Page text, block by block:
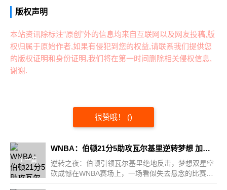
版权声明
本站资讯除标注“原创”外的信息均来自互联网以及网友投稿,版
权归属于原始作者,如果有侵犯到您的权益,请联系我们提供您
的版权证明和身份证明,我们将在第一时间删除相关侵权信息,
谢谢.
很赞哦！ ()
上一篇
WNBA：伯顿21分5助攻瓦尔基里逆转梦想 加比19分格雷22分空砍
逆转之夜：伯顿引领瓦尔基里绝地反击，梦想双星空
砍成憾在WNBA赛场上，一场看似失去悬念的比赛，